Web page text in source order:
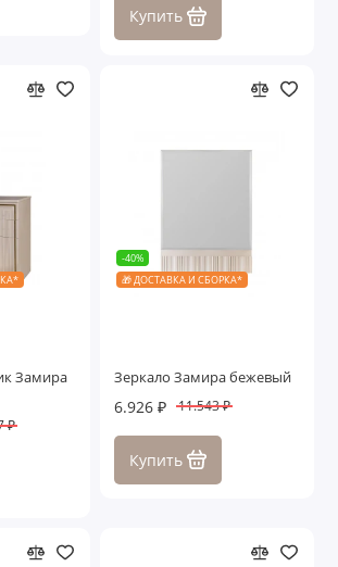
Купить
Замира
₽
-40%
🎁 ДОСТАВКА И СБОРКА*
Зеркало Замира бежевый
6.926 ₽ 11.543 ₽
Купить